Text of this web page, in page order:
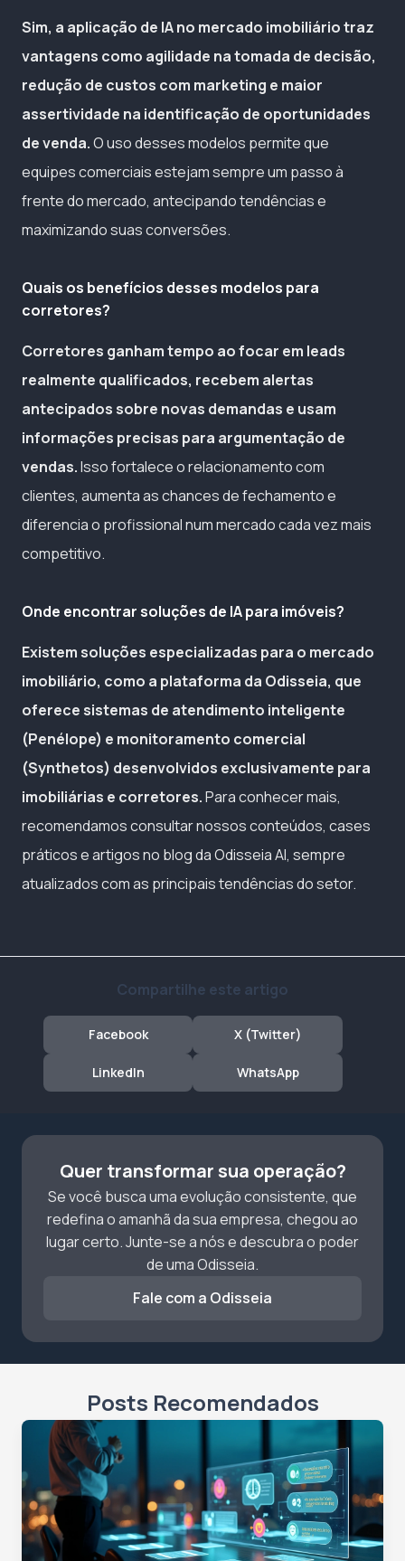
Sim, a aplicação de IA no mercado imobiliário traz
vantagens como agilidade na tomada de decisão,
redução de custos com marketing e maior
assertividade na identificação de oportunidades
de venda.O uso desses modelos permite que
equipes comerciais estejam sempre um passo à
frente do mercado, antecipando tendências e
maximizando suas conversões.
Quais os benefícios desses modelos para
corretores?
Corretores ganham tempo ao focar em leads
realmente qualificados, recebem alertas
antecipados sobre novas demandas e usam
informações precisas para argumentação de
vendas.Isso fortalece o relacionamento com
clientes, aumenta as chances de fechamento e
diferencia o profissional num mercado cada vez mais
competitivo.
Onde encontrar soluções de IA para imóveis?
Existem soluções especializadas para o mercado
imobiliário, como a plataforma da Odisseia, que
oferece sistemas de atendimento inteligente
(Penélope) e monitoramento comercial
(Synthetos) desenvolvidos exclusivamente para
imobiliárias e corretores.Para conhecer mais,
recomendamos consultar nossos conteúdos, cases
práticos e artigos no blog da Odisseia AI, sempre
atualizados com as principais tendências do setor.
Compartilhe este artigo
Facebook X (Twitter)
LinkedIn WhatsApp
Quer transformar sua operação?
Se você busca uma evolução consistente, que
redefina o amanhã da sua empresa, chegou ao
lugar certo. Junte-se a nós e descubra o poder
de uma Odisseia.
Fale com a Odisseia
Posts Recomendados